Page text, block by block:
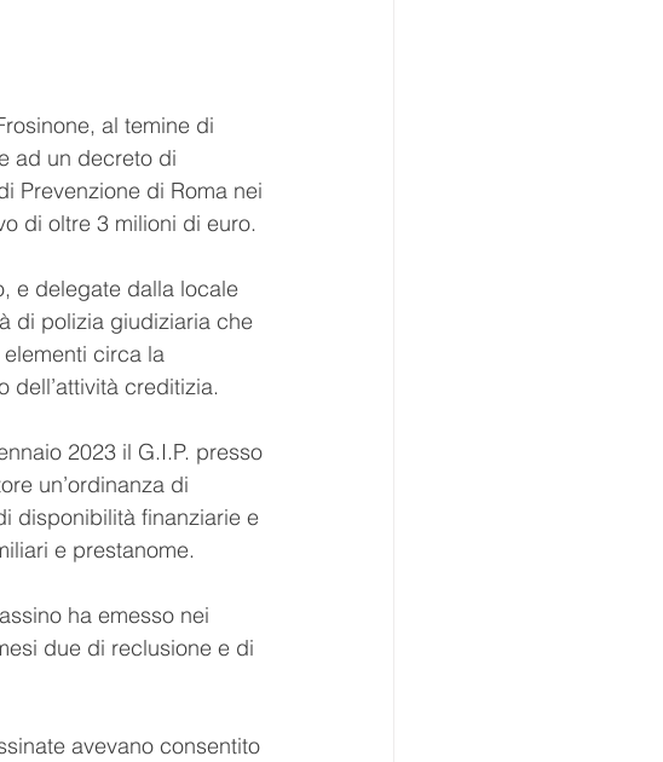
al temine di
ad un decreto di
Prevenzione di Roma nei
di oltre 3 milioni di euro.
e delegate dalla locale
di polizia giudiziaria che
circa la
dell’attività creditizia.
2023 il G.I.P. presso
un’ordinanza di
disponibilità finanziarie e
e prestanome.
ha emesso nei
due di reclusione e di
avevano consentito